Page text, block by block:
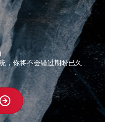
，你将不会错过期盼已久